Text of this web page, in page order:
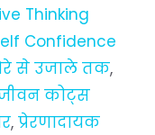
Thinking
Confidence
से उजाले तक,
कोट्स
, प्रेरणादायक